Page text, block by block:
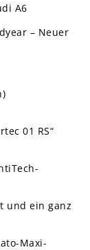
A6
– Neuer
01 RS“
und ein ganz
Maxi-